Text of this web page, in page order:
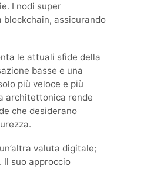
I nodi super
assicurando
le attuali sfide della
basse e una
più veloce e più
architettonica rende
che desiderano
valuta digitale;
suo approccio